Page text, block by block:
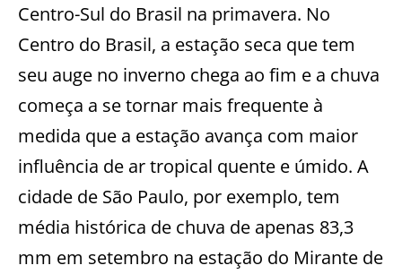
Centro-Sul do Brasil na primavera. No
Centro do Brasil, a estação seca que tem
seu auge no inverno chega ao fim e a chuva
começa a se tornar mais frequente à
medida que a estação avança com maior
influência de ar tropical quente e úmido. A
cidade de São Paulo, por exemplo, tem
média histórica de chuva de apenas 83,3
mm em setembro na estação do Mirante de